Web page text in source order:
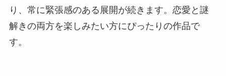
り、常に緊張感のある展開が続きます。恋愛と謎
解きの両方を楽しみたい方にぴったりの作品で
す。